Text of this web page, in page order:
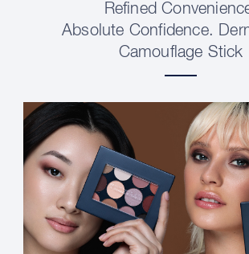
Refined
Absolute Confidence.
Camouflage Stick